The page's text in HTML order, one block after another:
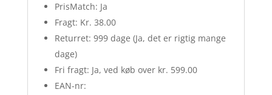
PrisMatch: Ja
Fragt: Kr. 38.00
Returret: 999 dage (Ja, det er rigtig mange
dage)
Fri fragt: Ja, ved køb over kr. 599.00
EAN-nr: